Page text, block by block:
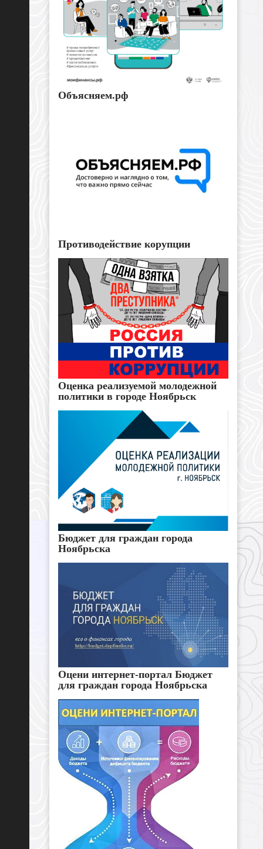
Объясняем.рф
Противодействие корупции
Оценка реализуемой молодежной
политики в городе Ноябрьск
Бюджет для граждан города
Ноябрьска
Оцени интернет-портал Бюджет
для граждан города Ноябрьска